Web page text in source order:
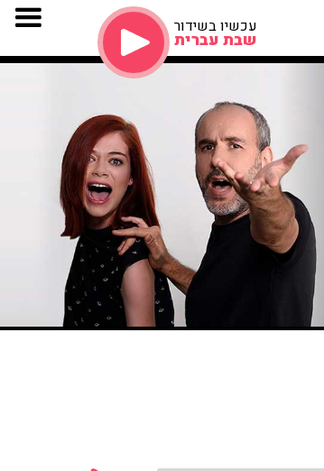
עכשיו בשידור
שבת עברית